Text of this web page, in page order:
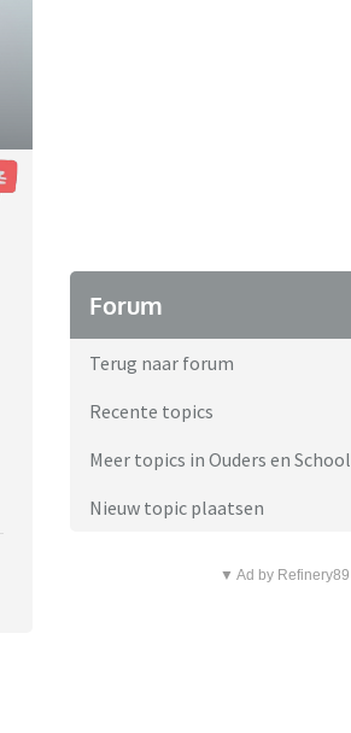
Forum
Terug naar forum
Recente topics
Meer topics in Ouders en School
Nieuw topic plaatsen
▼ Ad by Refinery89